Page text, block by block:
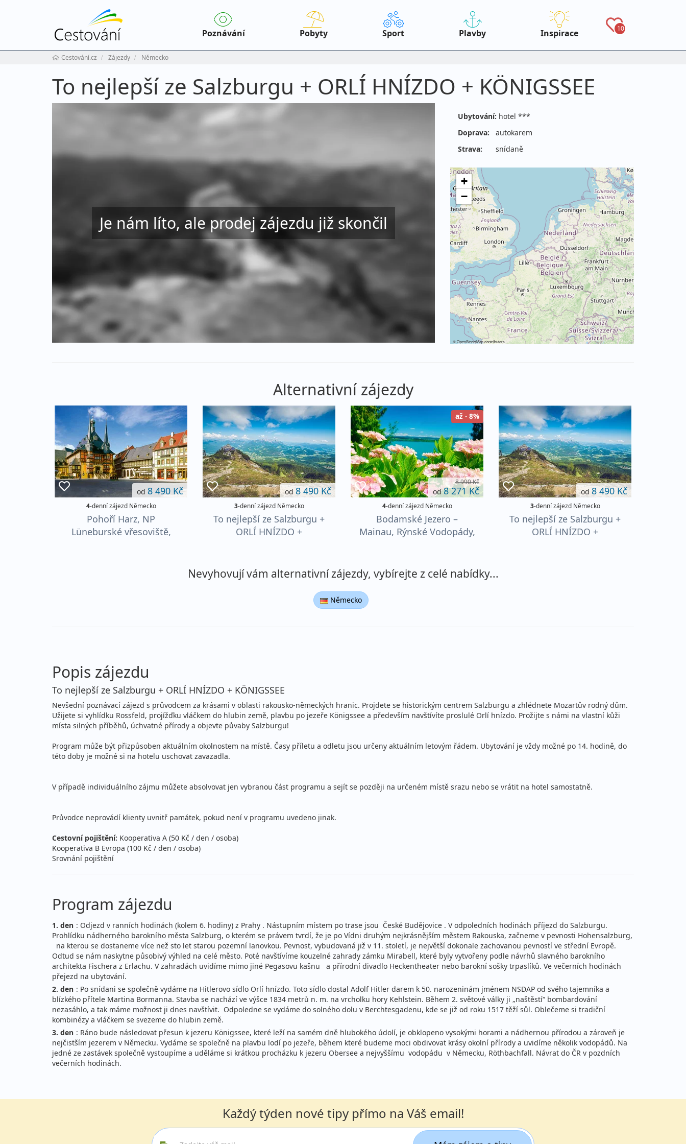
Poznávání Pobyty Sport Plavby Inspirace 10
Cestování.cz Zájezdy Německo
To nejlepší ze Salzburgu + ORLÍ HNÍZDO + KÖNIGSSEE
Je nám líto, ale prodej zájezdu již skončil
Ubytování: hotel ***
Doprava:
autokarem
Strava:
snídaně
+
−
©OpenStreetMapcontributors
Alternativní zájezdy
od 8 490 Kč
4-denní zájezd Německo
Pohoří Harz, NP
Lüneburské vřesoviště,
od 8 490 Kč
3-denní zájezd Německo
To nejlepší ze Salzburgu +
ORLÍ HNÍZDO +
až - 8%
8 990 Kč
od8 271 Kč
4-denní zájezd Německo
Bodamské Jezero –
Mainau, Rýnské Vodopády,
od 8 490 Kč
3-denní zájezd Německo
To nejlepší ze Salzburgu +
ORLÍ HNÍZDO +
Nevyhovují vám alternativní zájezdy, vybírejte z celé nabídky...
Německo
Popis zájezdu
To nejlepší ze Salzburgu + ORLÍ HNÍZDO + KÖNIGSSEE
Nevšední poznávací zájezd s průvodcem za krásami v oblasti rakousko-německých hranic. Projdete se historickým centrem Salzburgu a zhlédnete Mozartův rodný dům.
Užijete si vyhlídku Rossfeld, projížďku vláčkem do hlubin země, plavbu po jezeře Königssee a především navštívíte proslulé Orlí hnízdo. Prožijte s námi na vlastní kůži
místa silných příběhů, úchvatné přírody a objevte půvaby Salzburgu!
Program může být přizpůsoben aktuálním okolnostem na místě. Časy příletu a odletu jsou určeny aktuálním letovým řádem. Ubytování je vždy možné po 14. hodině, do
této doby je možné si na hotelu uschovat zavazadla.
V případě individuálního zájmu můžete absolvovat jen vybranou část programu a sejít se později na určeném místě srazu nebo se vrátit na hotel samostatně.
Průvodce neprovádí klienty uvnitř památek, pokud není v programu uvedeno jinak.
Cestovní pojištění: Kooperativa A (50 Kč / den / osoba)
Kooperativa B Evropa (100 Kč / den / osoba)
Srovnání pojištění
Program zájezdu
1. den : Odjezd v ranních hodinách (kolem 6. hodiny) z Prahy . Nástupním místem po trase jsou České Budějovice . V odpoledních hodinách příjezd do Salzburgu.
Prohlídku nádherného barokního města Salzburg, o kterém se právem tvrdí, že je po Vídni druhým nejkrásnějším městem Rakouska, začneme v pevnosti Hohensalzburg,
na kterou se dostaneme více než sto let starou pozemní lanovkou. Pevnost, vybudovaná již v 11. století, je největší dokonale zachovanou pevností ve střední Evropě.
Odtud se nám naskytne působivý výhled na celé město. Poté navštívíme kouzelné zahrady zámku Mirabell, které byly vytvořeny podle návrhů slavného barokního
architekta Fischera z Erlachu. V zahradách uvidíme mimo jiné Pegasovu kašnu a přírodní divadlo Heckentheater nebo barokní sošky trpaslíků. Ve večerních hodinách
přejezd na ubytování.
2. den : Po snídani se společně vydáme na Hitlerovo sídlo Orlí hnízdo. Toto sídlo dostal Adolf Hitler darem k 50. narozeninám jménem NSDAP od svého tajemníka a
blízkého přítele Martina Bormanna. Stavba se nachází ve výšce 1834 metrů n. m. na vrcholku hory Kehlstein. Během 2. světové války ji „naštěstí“ bombardování
nezasáhlo, a tak máme možnost ji dnes navštívit. Odpoledne se vydáme do solného dolu v Berchtesgadenu, kde se již od roku 1517 těží sůl. Oblečeme si tradiční
kombinézy a vláčkem se svezeme do hlubin země.
3. den : Ráno bude následovat přesun k jezeru Königssee, které leží na samém dně hlubokého údolí, je obklopeno vysokými horami a nádhernou přírodou a zároveň je
nejčistším jezerem v Německu. Vydáme se společně na plavbu lodí po jezeře, během které budeme moci obdivovat krásy okolní přírody a uvidíme několik vodopádů. Na
jedné ze zastávek společně vystoupíme a uděláme si krátkou procházku k jezeru Obersee a nejvyššímu vodopádu v Německu, Röthbachfall. Návrat do ČR v pozdních
večerních hodinách.
Každý týden nové tipy přímo na Váš email!